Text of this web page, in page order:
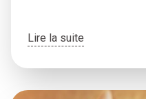
Lire la suite